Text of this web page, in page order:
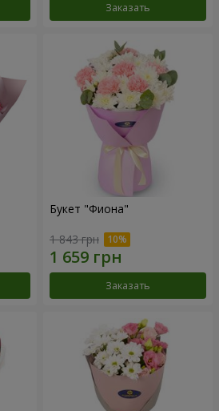
Заказать
Букет "Фиона"
1 843 грн
Заказать